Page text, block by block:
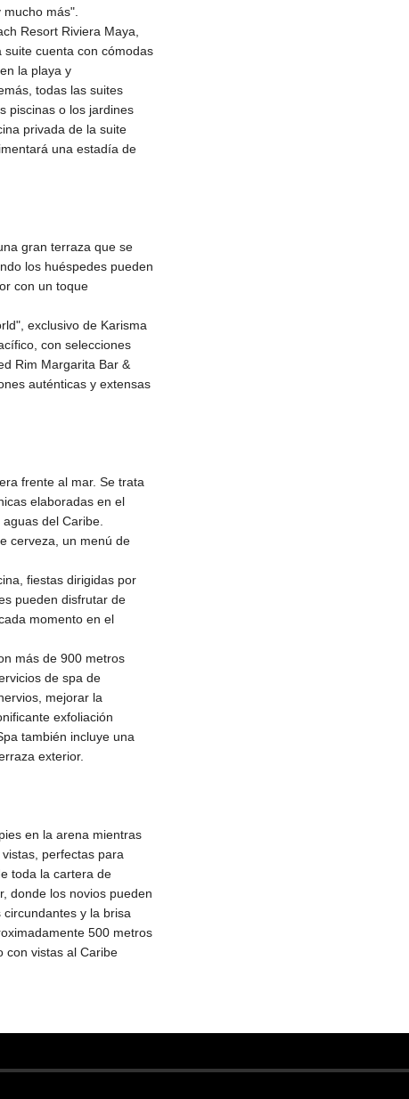
más".
Resort Riviera Maya,
cuenta con cómodas
la playa y
todas las suites
piscinas o los jardines
privada de la suite
una estadía de
gran terraza que se
los huéspedes pueden
con un toque
exclusivo de Karisma
con selecciones
Rim Margarita Bar &
auténticas y extensas
frente al mar. Se trata
elaboradas en el
del Caribe.
cerveza, un menú de
fiestas dirigidas por
pueden disfrutar de
momento en el
más de 900 metros
de spa de
mejorar la
exfoliación
también incluye una
exterior.
en la arena mientras
perfectas para
toda la cartera de
donde los novios pueden
y la brisa
500 metros
con vistas al Caribe